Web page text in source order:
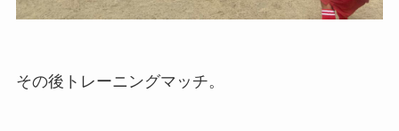
その後トレーニングマッチ。